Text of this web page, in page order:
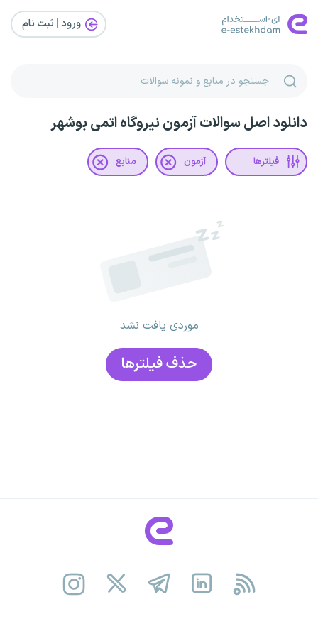
ورود | ثبت‌ نام
دانلود اصل سوالات آزمون نیروگاه اتمی بوشهر
فیلترها آزمون منابع
موردی یافت نشد
حذف فیلتر‌ها